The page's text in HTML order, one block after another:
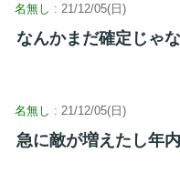
名無し : 21/12/05(日)
なんかまだ確定じゃ
名無し : 21/12/05(日)
急に敵が増えたし年